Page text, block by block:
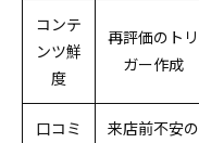
コンテ
ンツ鮮
度
再評価のトリ
ガー作成
口コミ
来店前不安の